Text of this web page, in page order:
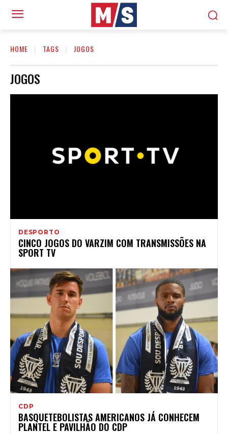
HOME TAGS JOGOS
JOGOS
DESPORTO
CINCO JOGOS DO VARZIM COM TRANSMISSÕES NA
SPORT TV
CDP
BASQUETEBOLISTAS AMERICANOS JÁ CONHECEM
PLANTEL E PAVILHÃO DO CDP